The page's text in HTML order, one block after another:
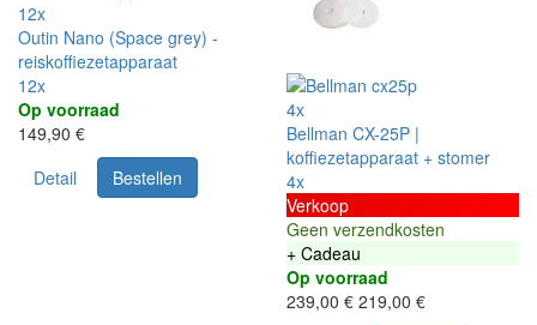
12x
Outin Nano (Space grey) -
reiskoffiezetapparaat
12x
Op voorraad
149,90 €
Detail
Bestellen
4x
Bellman CX-25P |
koffiezetapparaat + stomer
4x
Verkoop
Geen verzendkosten
+ Cadeau
Op voorraad
239,00 € 219,00 €